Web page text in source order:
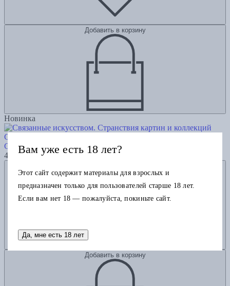
Добавить в корзину
Новинка
Связанные искусством. Странствия картин и коллекций
Семенова Н.
4645
Добавить в корзину
Вам уже есть 18 лет?
Этот сайт содержит материалы для взрослых и
предназначен только для пользователей старше 18 лет.
Если вам нет 18 — пожалуйста, покиньте сайт.
Да, мне есть 18 лет